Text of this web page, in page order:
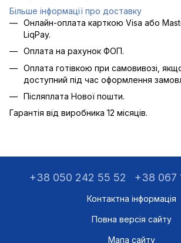
Більше інформації про доставку
Онлайн-оплата карткою Visa або
LiqPay.
Оплата на рахунок ФОП.
Оплата готівкою при самовивозі,
доступний під час оформлення
Післяплата Нової пошти.
Гарантія від виробника 12 місяців.
+38 050 242 55 52 +38 067
Контактна інформація
Повна версія сайту
Мапа сайту